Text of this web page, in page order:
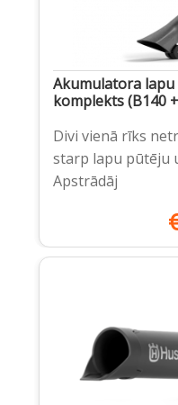
Akumulatora lapu
komplekts (B140
Divi vienā rīks
starp lapu pūtēju
Apstrādāj